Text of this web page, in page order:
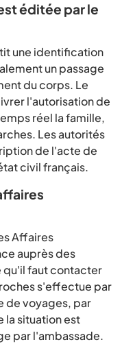
éditée par le
une identification
un passage
du corps. Le
l'autorisation de
réel la famille,
Les autorités
de l'acte de
civil français.
Affaires
auprès des
qu'il faut contacter
s'effectue par
de voyages, par
la situation est
par l'ambassade.